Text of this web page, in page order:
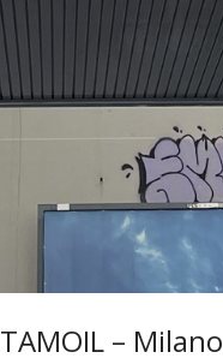
TAMOIL –